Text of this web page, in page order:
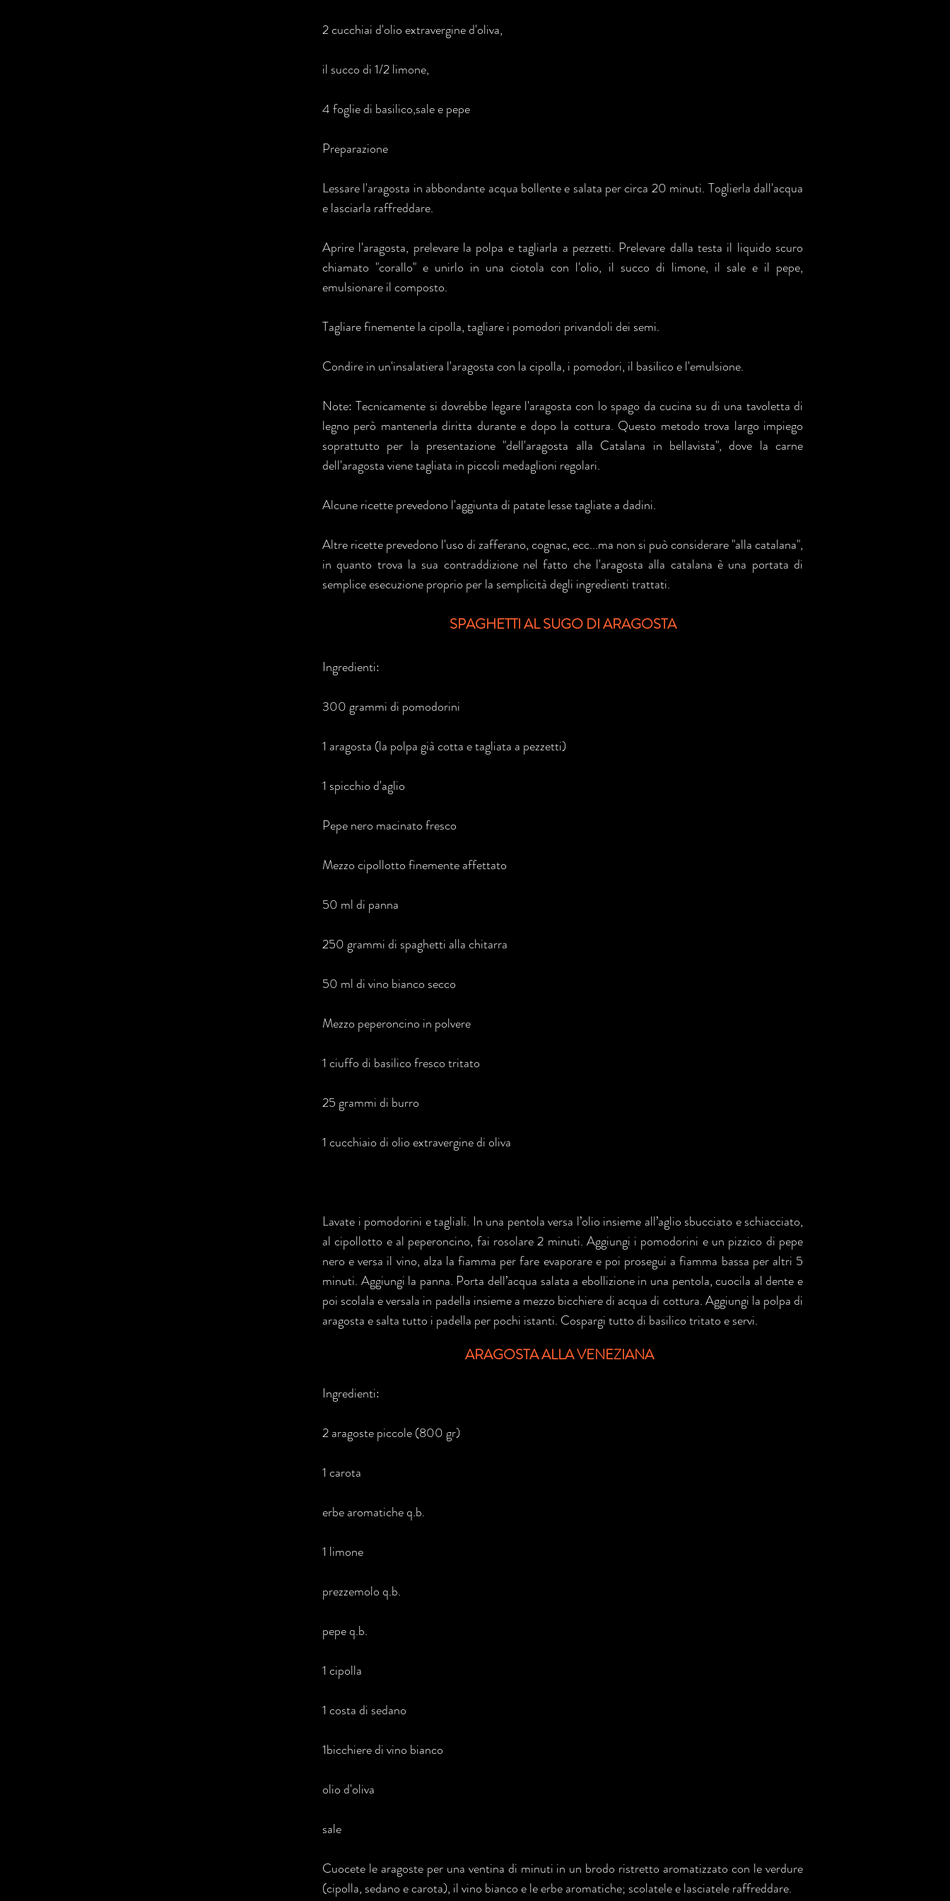
2 cucchiai d'olio extravergine d'oliva,
il succo di 1/2 limone,
4 foglie di basilico,sale e pepe
Preparazione
Lessare l'aragosta in abbondante acqua bollente e salata per circa 20 minuti. Toglierla dall'acqua
e lasciarla raffreddare.
Aprire l'aragosta, prelevare la polpa e tagliarla a pezzetti. Prelevare dalla testa il liquido scuro
chiamato "corallo" e unirlo in una ciotola con l'olio, il succo di limone, il sale e il pepe,
emulsionare il composto.
Tagliare finemente la cipolla, tagliare i pomodori privandoli dei semi.
Condire in un'insalatiera l'aragosta con la cipolla, i pomodori, il basilico e l'emulsione.
Note: Tecnicamente si dovrebbe legare l'aragosta con lo spago da cucina su di una tavoletta di
legno però mantenerla diritta durante e dopo la cottura. Questo metodo trova largo impiego
soprattutto per la presentazione "dell'aragosta alla Catalana in bellavista", dove la carne
dell'aragosta viene tagliata in piccoli medaglioni regolari.
Alcune ricette prevedono l'aggiunta di patate lesse tagliate a dadini.
Altre ricette prevedono l'uso di zafferano, cognac, ecc...ma non si può considerare "alla catalana",
in quanto trova la sua contraddizione nel fatto che l'aragosta alla catalana è una portata di
semplice esecuzione proprio per la semplicità degli ingredienti trattati.
SPAGHETTI AL SUGO DI ARAGOSTA
Ingredienti:
300 grammi di pomodorini
1 aragosta (la polpa già cotta e tagliata a pezzetti)
1 spicchio d'aglio
Pepe nero macinato fresco
Mezzo cipollotto finemente affettato
50 ml di panna
250 grammi di spaghetti alla chitarra
50 ml di vino bianco secco
Mezzo peperoncino in polvere
1 ciuffo di basilico fresco tritato
25 grammi di burro
1 cucchiaio di olio extravergine di oliva
Lavate i pomodorini e tagliali. In una pentola versa l’olio insieme all’aglio sbucciato e schiacciato,
al cipollotto e al peperoncino, fai rosolare 2 minuti. Aggiungi i pomodorini e un pizzico di pepe
nero e versa il vino, alza la fiamma per fare evaporare e poi prosegui a fiamma bassa per altri 5
minuti. Aggiungi la panna. Porta dell’acqua salata a ebollizione in una pentola, cuocila al dente e
poi scolala e versala in padella insieme a mezzo bicchiere di acqua di cottura. Aggiungi la polpa di
aragosta e salta tutto i padella per pochi istanti. Cospargi tutto di basilico tritato e servi.
ARAGOSTA ALLA VENEZIANA
Ingredienti:
2 aragoste piccole (800 gr)
1 carota
erbe aromatiche q.b.
1 limone
prezzemolo q.b.
pepe q.b.
1 cipolla
1 costa di sedano
1bicchiere di vino bianco
olio d'oliva
sale
Cuocete le aragoste per una ventina di minuti in un brodo ristretto aromatizzato con le verdure
(cipolla, sedano e carota), il vino bianco e le erbe aromatiche; scolatele e lasciatele raffreddare.